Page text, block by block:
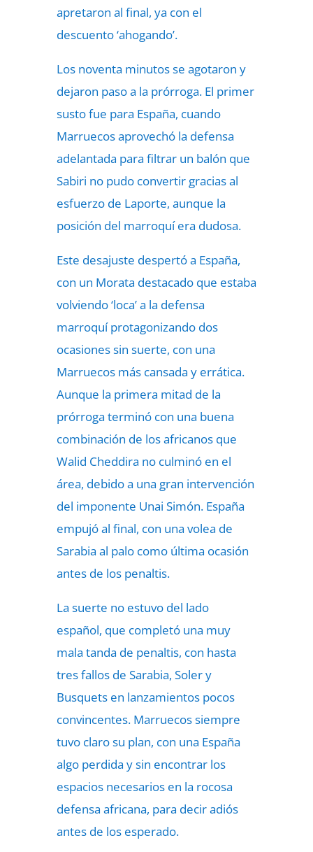
apretaron al final, ya con el
descuento ‘ahogando’.
Los noventa minutos se agotaron y
dejaron paso a la prórroga. El primer
susto fue para España, cuando
Marruecos aprovechó la defensa
adelantada para filtrar un balón que
Sabiri no pudo convertir gracias al
esfuerzo de Laporte, aunque la
posición del marroquí era dudosa.
Este desajuste despertó a España,
con un Morata destacado que estaba
volviendo ‘loca’ a la defensa
marroquí protagonizando dos
ocasiones sin suerte, con una
Marruecos más cansada y errática.
Aunque la primera mitad de la
prórroga terminó con una buena
combinación de los africanos que
Walid Cheddira no culminó en el
área, debido a una gran intervención
del imponente Unai Simón. España
empujó al final, con una volea de
Sarabia al palo como última ocasión
antes de los penaltis.
La suerte no estuvo del lado
español, que completó una muy
mala tanda de penaltis, con hasta
tres fallos de Sarabia, Soler y
Busquets en lanzamientos pocos
convincentes. Marruecos siempre
tuvo claro su plan, con una España
algo perdida y sin encontrar los
espacios necesarios en la rocosa
defensa africana, para decir adiós
antes de los esperado.